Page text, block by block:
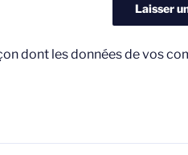
dont les données de vos